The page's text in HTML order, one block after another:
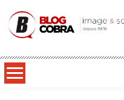
Blog Cobra